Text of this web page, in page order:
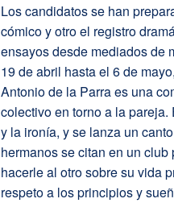
Los candidatos se han
cómico y otro el registro
ensayos desde mediados de
19 de abril hasta el 6 de
Antonio de la Parra es una
colectivo en torno a la
y la ironía, y se lanza un
hermanos se citan en un
hacerle al otro sobre su vida
respeto a los principios y